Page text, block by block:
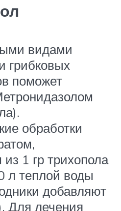
видами
грибковых
поможет
обработки
1 гр трихопола
л теплой воды
добавляют
Для лечения